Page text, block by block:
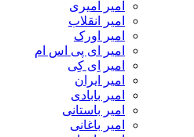
امیر امیری
امیر انقلاب
امیر اورک
امیر ای پی اس ام
امیر اِی کِی
امیر ایران
امیر بابادی
امیر باستانی
امیر باغانی